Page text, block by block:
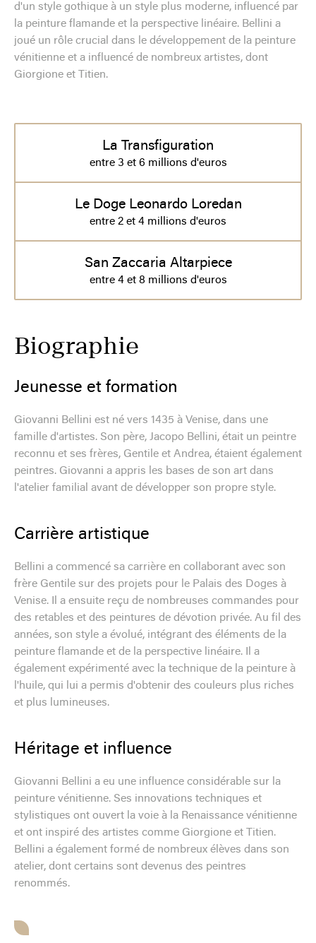
d'un style gothique à un style plus moderne, influencé par
la peinture flamande et la perspective linéaire. Bellini a
joué un rôle crucial dans le développement de la peinture
vénitienne et a influencé de nombreux artistes, dont
Giorgione et Titien.
La Transfiguration
entre 3 et 6 millions d'euros
Le Doge Leonardo Loredan
entre 2 et 4 millions d'euros
San Zaccaria Altarpiece
entre 4 et 8 millions d'euros
Biographie
Jeunesse et formation
Giovanni Bellini est né vers 1435 à Venise, dans une
famille d'artistes. Son père, Jacopo Bellini, était un peintre
reconnu et ses frères, Gentile et Andrea, étaient également
peintres. Giovanni a appris les bases de son art dans
l'atelier familial avant de développer son propre style.
Carrière artistique
Bellini a commencé sa carrière en collaborant avec son
frère Gentile sur des projets pour le Palais des Doges à
Venise. Il a ensuite reçu de nombreuses commandes pour
des retables et des peintures de dévotion privée. Au fil des
années, son style a évolué, intégrant des éléments de la
peinture flamande et de la perspective linéaire. Il a
également expérimenté avec la technique de la peinture à
l'huile, qui lui a permis d'obtenir des couleurs plus riches
et plus lumineuses.
Héritage et influence
Giovanni Bellini a eu une influence considérable sur la
peinture vénitienne. Ses innovations techniques et
stylistiques ont ouvert la voie à la Renaissance vénitienne
et ont inspiré des artistes comme Giorgione et Titien.
Bellini a également formé de nombreux élèves dans son
atelier, dont certains sont devenus des peintres
renommés.